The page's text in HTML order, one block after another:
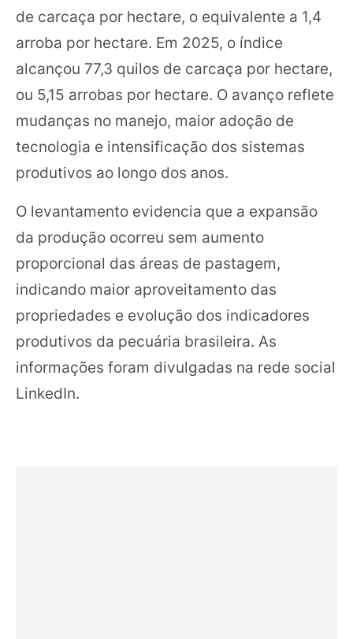
de carcaça por hectare, o equivalente a 1,4
arroba por hectare. Em 2025, o índice
alcançou 77,3 quilos de carcaça por hectare,
ou 5,15 arrobas por hectare. O avanço reflete
mudanças no manejo, maior adoção de
tecnologia e intensificação dos sistemas
produtivos ao longo dos anos.
O levantamento evidencia que a expansão
da produção ocorreu sem aumento
proporcional das áreas de pastagem,
indicando maior aproveitamento das
propriedades e evolução dos indicadores
produtivos da pecuária brasileira. As
informações foram divulgadas na rede social
LinkedIn.